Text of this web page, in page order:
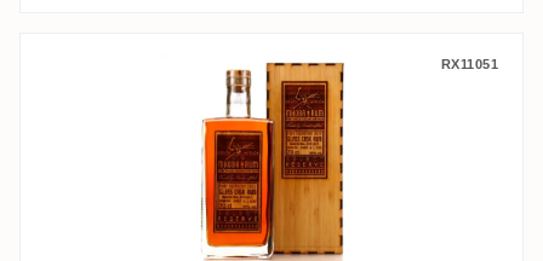
MHOBA Select Reserve Glass Cask Rum
RX11051